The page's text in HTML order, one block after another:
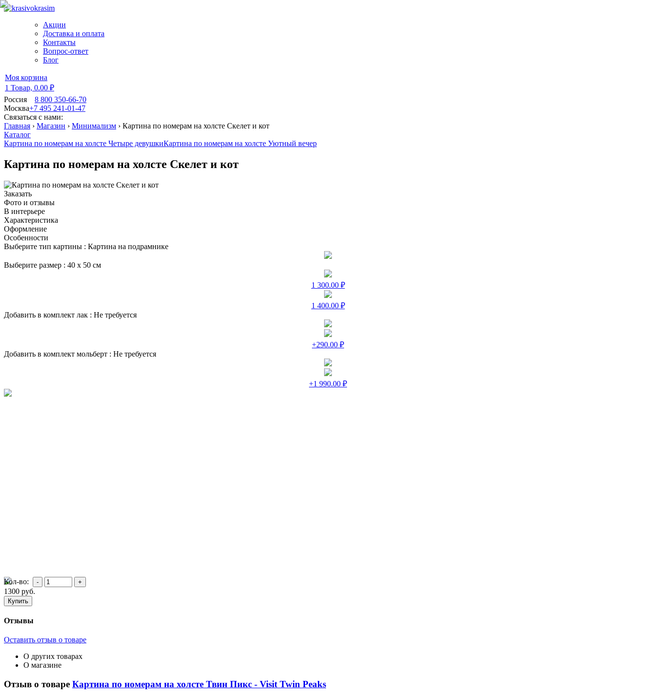
Акции
Доставка и оплата
Контакты
Вопрос-ответ
Блог
Моя корзина
1 Товар, 0.00 ₽
Россия
8 800 350-66-70
Москва+7 495 241-01-47
Связаться с нами:
Главная › Магазин › Минимализм › Картина по номерам на холсте Скелет и кот
Каталог
Картина по номерам на холсте Четыре девушкиКартина по номерам на холсте Уютный вечер
Картина по номерам на холсте Скелет и кот
Заказать
Фото и отзывы
В интерьере
Характеристика
Оформление
Особенности
Выберите тип картины : Картина на подрамнике
Выберите размер : 40 х 50 см
1 300.00 ₽
1 400.00 ₽
Добавить в комплект лак : Не требуется
+290.00 ₽
Добавить в комплект мольберт : Не требуется
+1 990.00 ₽
Кол-во:
1300 руб.
Отзывы
Оставить отзыв о товаре
О других товарах
О магазине
Отзыв о товаре Картина по номерам на холсте Твин Пикс - Visit Twin Peaks